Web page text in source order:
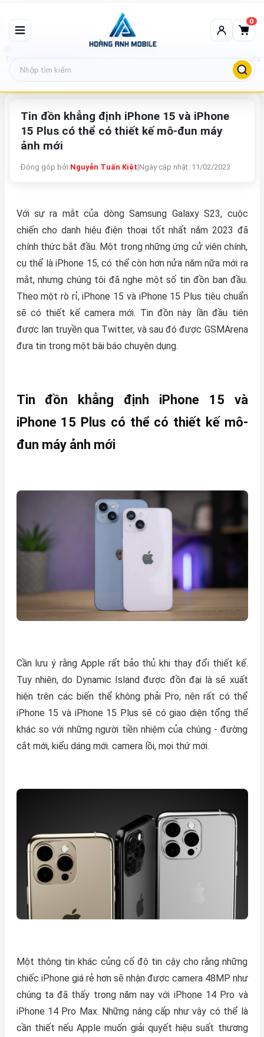
0
Tin đồn khẳng định iPhone 15 và iPhone 15 Plus có thể có thiết kế mô-
Tin đồn khẳng định iPhone 15 và iPhone
15 Plus có thể có thiết kế mô-đun máy
ảnh mới
Đóng góp bởi:Nguyễn Tuấn Kiệt|Ngày cập nhật: 11/02/2023
Với sự ra mắt của dòng Samsung Galaxy S23, cuộc
chiến cho danh hiệu điện thoại tốt nhất năm 2023 đã
chính thức bắt đầu. Một trong những ứng cử viên chính,
cụ thể là iPhone 15, có thể còn hơn nửa năm nữa mới ra
mắt, nhưng chúng tôi đã nghe một số tin đồn ban đầu.
Theo một rò rỉ, iPhone 15 và iPhone 15 Plus tiêu chuẩn
sẽ có thiết kế camera mới. Tin đồn này lần đầu tiên
được lan truyền qua Twitter, và sau đó được GSMArena
đưa tin trong một bài báo chuyên dụng.
Tin đồn khẳng định iPhone 15 và
iPhone 15 Plus có thể có thiết kế mô-
đun máy ảnh mới
Cần lưu ý rằng Apple rất bảo thủ khi thay đổi thiết kế.
Tuy nhiên, do Dynamic Island được đồn đại là sẽ xuất
hiện trên các biến thể không phải Pro, nên rất có thể
iPhone 15 và iPhone 15 Plus sẽ có giao diện tổng thể
khác so với những người tiền nhiệm của chúng - đường
cắt mới, kiểu dáng mới. camera lồi, mọi thứ mới.
Một thông tin khác củng cố độ tin cậy cho rằng những
chiếc iPhone giá rẻ hơn sẽ nhận được camera 48MP như
chúng ta đã thấy trong năm nay với iPhone 14 Pro và
iPhone 14 Pro Max. Những nâng cấp như vậy có thể là
cần thiết nếu Apple muốn giải quyết hiệu suất thương